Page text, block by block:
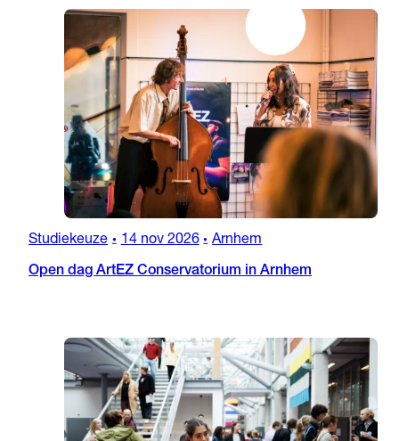
Studiekeuze • 14 nov 2026 • Arnhem
Open dag ArtEZ Conservatorium in Arnhem